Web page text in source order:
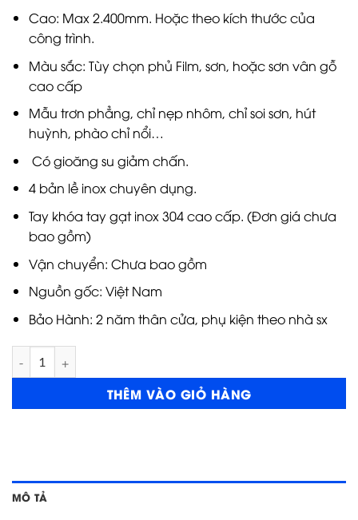
Cao: Max 2.400mm. Hoặc theo kích thước của
công trình.
Màu sắc: Tùy chọn phủ Film, sơn, hoặc sơn vân gỗ
cao cấp
Mẫu trơn phẳng, chỉ nẹp nhôm, chỉ soi sơn, hút
huỳnh, phào chỉ nổi…
Có gioăng su giảm chấn.
4 bản lề inox chuyên dụng.
Tay khóa tay gạt inox 304 cao cấp. (Đơn giá chưa
bao gồm)
Vận chuyển: Chưa bao gồm
Nguồn gốc: Việt Nam
Bảo Hành: 2 năm thân cửa, phụ kiện theo nhà sx
Cửa nhựa Composite 3PN số lượng
THÊM VÀO GIỎ HÀNG
MÔ TẢ